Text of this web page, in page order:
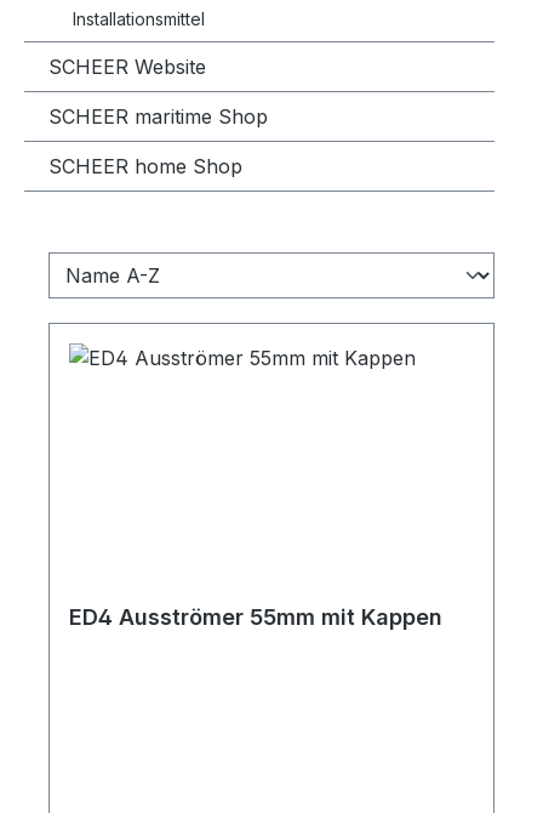
Installationsmittel
SCHEER Website
SCHEER maritime Shop
SCHEER home Shop
ED4 Ausströmer 55mm mit Kappen